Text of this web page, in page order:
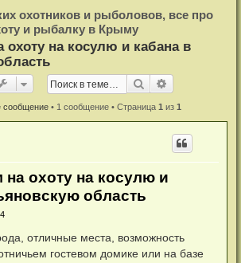
охотников и рыболовов, все про
и рыбалку в Крыму
охоту на косулю и кабана в
Поиск
сообщение • 1 сообщение • Страница 1 из 1
охоту на косулю и
область
отличные места, возможность
гостевом домике или на базе